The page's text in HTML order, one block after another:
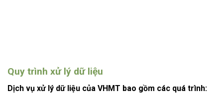
Quy trình xử lý dữ liệu
Dịch vụ xử lý dữ liệu của VHMT bao gồm các quá trình: